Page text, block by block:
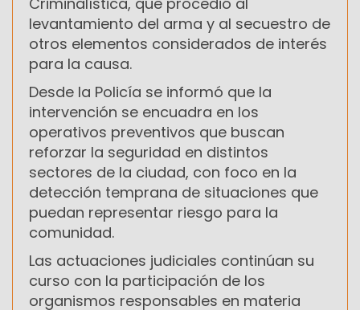
levantamiento del arma y al secuestro de
otros elementos considerados de interés
para la causa.
Desde la Policía se informó que la
intervención se encuadra en los
operativos preventivos que buscan
reforzar la seguridad en distintos
sectores de la ciudad, con foco en la
detección temprana de situaciones que
puedan representar riesgo para la
comunidad.
Las actuaciones judiciales continúan su
curso con la participación de los
organismos responsables en materia